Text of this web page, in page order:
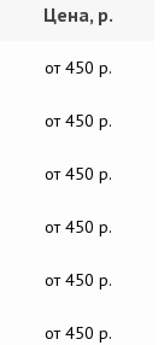
Цена, р.
от 450 р.
от 450 р.
от 450 р.
от 450 р.
от 450 р.
от 450 р.